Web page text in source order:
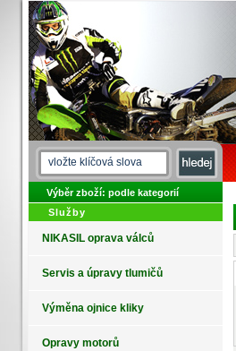
Výběr zboží: podle kategorií
Služby
NIKASIL oprava válců
Servis a úpravy tlumičů
Výměna ojnice kliky
Opravy motorů